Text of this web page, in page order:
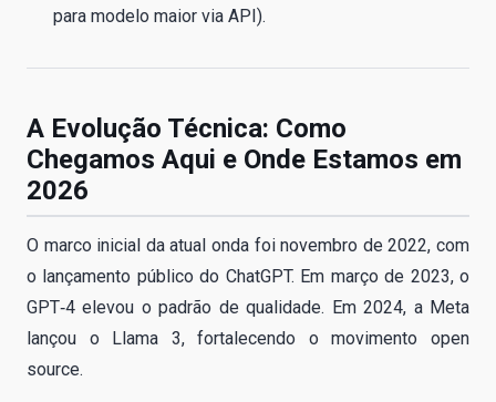
para modelo maior via API).
A Evolução Técnica: Como
Chegamos Aqui e Onde Estamos em
2026
O marco inicial da atual onda foi novembro de 2022, com
o lançamento público do ChatGPT. Em março de 2023, o
GPT‑4 elevou o padrão de qualidade. Em 2024, a Meta
lançou o Llama 3, fortalecendo o movimento open
source.